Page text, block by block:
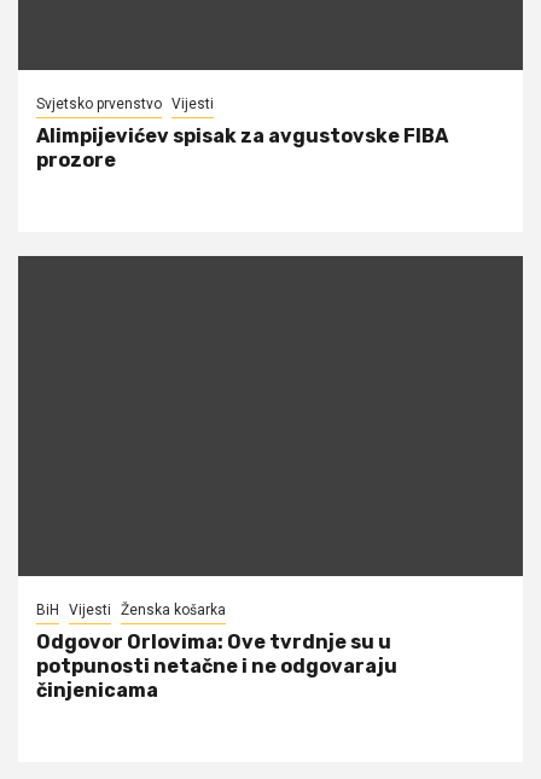
Svjetsko prvenstvo Vijesti
Alimpijevićev spisak za avgustovske FIBA
prozore
BiH Vijesti Ženska košarka
Odgovor Orlovima: ​Ove tvrdnje su u
potpunosti netačne i ne odgovaraju
činjenicama